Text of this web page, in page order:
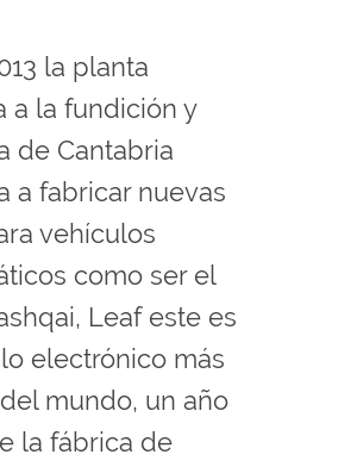
la planta
a la fundición y
de Cantabria
a fabricar nuevas
vehículos
como ser el
Leaf este es
electrónico más
mundo, un año
la fábrica de